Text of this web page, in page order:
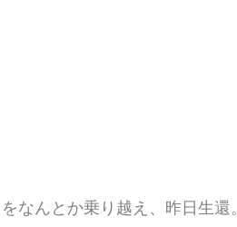
をなんとか乗り越え、昨日生還。